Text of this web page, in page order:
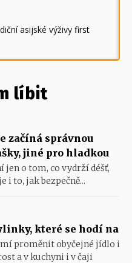
asijské výživy first
líbit
začíná správnou
jiné pro hladkou
jen o tom, co vydrží déšť,
i to, jak bezpečně...
které se hodí na
proměnit obyčejné jídlo i
a v kuchyni i v čaji